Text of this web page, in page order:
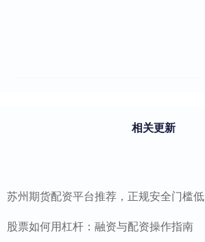
相关更新
苏州期货配资平台推荐，正规安全门槛低
股票如何用杠杆：融资与配资操作指南